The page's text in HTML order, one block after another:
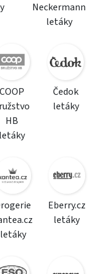
Neckermann
letáky
COOP
HB
letáky
Čedok
letáky
letáky
Eberry.cz
letáky